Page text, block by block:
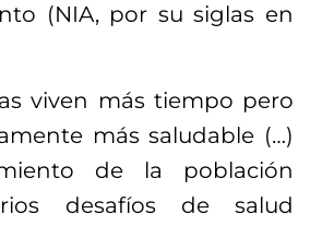
(NIA, por su siglas en
viven más tiempo pero
más saludable (…)
de la población
desafíos de salud